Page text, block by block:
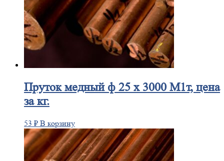
Прутокмедный ф 25 х 3000 М1т, цена
за кг.
53 ₽ В корзину